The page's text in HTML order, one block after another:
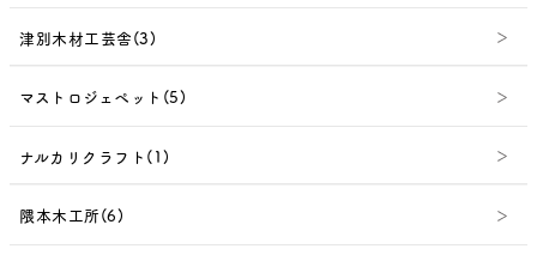
津別木材工芸舎(3)
マストロジェペット(5)
ナルカリクラフト(1)
隈本木工所(6)